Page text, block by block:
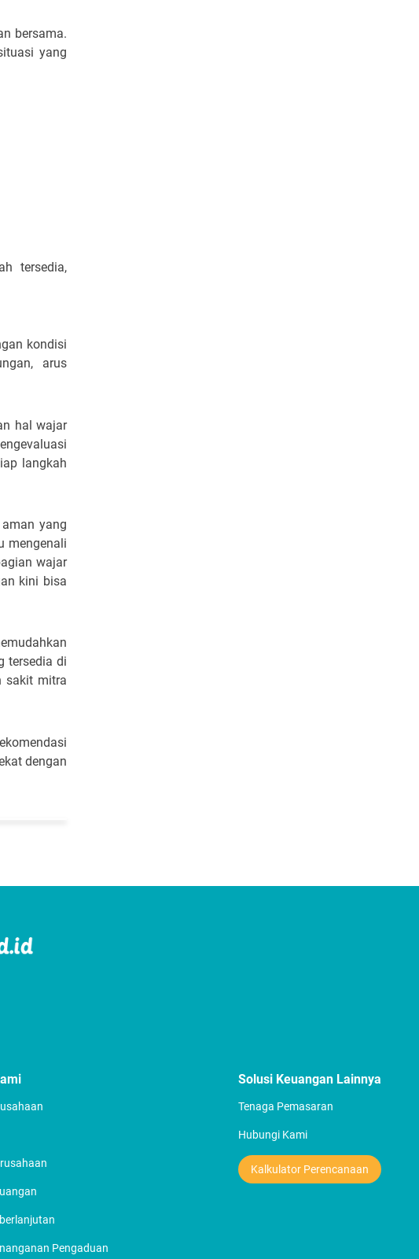
bersama.
yang
tersedia,
kondisi
arus
hal wajar
langkah
yang
mengenali
wajar
kini bisa
tersedia di
sakit mitra
dengan
Pengaduan
Solusi Keuangan Lainnya
Tenaga Pemasaran
Hubungi Kami
Kalkulator Perencanaan